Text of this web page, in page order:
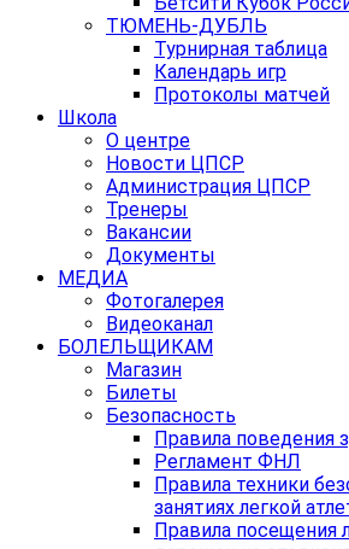
ТЮМЕНЬ-ДУБЛЬ
Турнирная таблица
Календарь игр
Протоколы матчей
Школа
О центре
Новости ЦПСР
Администрация ЦПСР
Тренеры
Вакансии
Документы
МЕДИА
Фотогалерея
Видеоканал
БОЛЕЛЬЩИКАМ
Магазин
Билеты
Безопасность
Правила поведения
Регламент ФНЛ
Правила техники
занятиях легкой
Правила посещения